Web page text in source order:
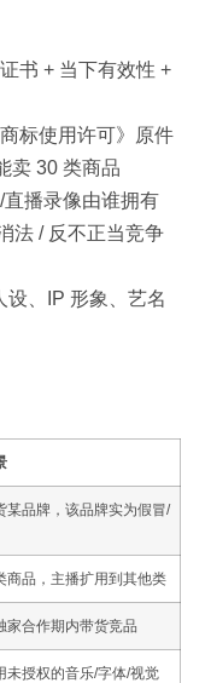
证书 + 当下有效性 +
标使用许可》原件
卖 30 类商品
直播录像由谁拥有
法 / 反不正当竞争
设、IP 形象、艺名
某品牌，该品牌实为假冒/
商品，主播扩用到其他类
家合作期内带货竞品
未授权的音乐/字体/视觉